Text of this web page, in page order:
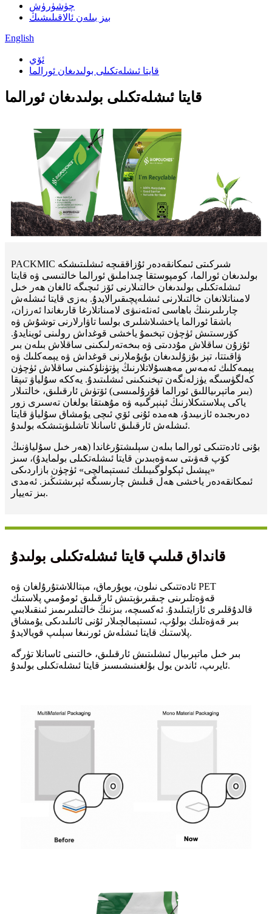
چۈشۈرۈش
بىز بىلەن ئالاقىلىشىڭ
English
ئۆي
قايتا ئىشلەتكىلى بولىدىغان ئورالما
قايتا ئىشلەتكىلى بولىدىغان ئورالما
PACKMIC شىركىتى ئىمكانقەدەر ئۇزاققىچە ئىشلىتىشكە
بولىدىغان ئورالما، كومپوستقا چىداملىق ئورالما خالتىسى ۋە قايتا
ئىشلەتكىلى بولىدىغان خالتىلارنى ئۆز ئىچىگە ئالغان ھەر خىل
لامىناتلانغان خالتىلارنى ئىشلەپچىقىرالايدۇ. بەزى قايتا ئىشلەش
چارىلىرىنىڭ باھاسى ئەنئەنىۋى لامىناتلارغا قارىغاندا ئەرزان،
باشقا ئورالما ياخشىلاشلىرى بولسا تاۋارلارنى توشۇش ۋە
كۆرسىتىش ئۈچۈن تېخىمۇ ياخشى قوغداش رولىنى ئوينايدۇ.
ئۇزۇن ساقلاش مۇددىتى ۋە بىخەتەرلىكىنى ساقلاش بىلەن بىر
ۋاقىتتا، تېز بۇزۇلىدىغان بۇيۇملارنى قوغداش ۋە يېمەكلىك ۋە
يېمەكلىك ئەمەس مەھسۇلاتلارنىڭ پۈتۈنلۈكىنى ساقلاش ئۈچۈن
كەلگۈسىگە يۈزلەنگەن تېخنىكىنى ئىشلىتىدۇ. يەككە سۇلياۋ تىپقا
(بىر ماتېرىياللىق ئورالما قۇرۇلمىسى) ئۆتۈش ئارقىلىق، خالتىلار
ياكى پىلاستىكلارنىڭ ئېنېرگىيە ۋە مۇھىتقا بولغان تەسىرى زور
دەرىجىدە ئازىيىدۇ، ھەمدە ئۇنى ئۆي ئىچى يۇمشاق سۇلياۋ قايتا
ئىشلەش ئارقىلىق ئاسانلا تاشلىۋېتىشكە بولىدۇ.
بۇنى ئادەتتىكى ئورالما بىلەن سېلىشتۇرغاندا (ھەر خىل سۇلياۋنىڭ
كۆپ قەۋىتى سەۋەبىدىن قايتا ئىشلەتكىلى بولمايدۇ)، سىز
«يېشىل ئېكولوگىيىلىك ئىستېمالچى» ئۈچۈن بازاردىكى
ئىمكانقەدەر ياخشى ھەل قىلىش چارىسىگە ئېرىشتىڭىز. ئەمدى
بىز تەييار.
قانداق قىلىپ قايتا ئىشلەتكىلى بولىدۇ
ئادەتتىكى نىلون، يوپۇرماق، مېتاللاشتۇرۇلغان ۋە PET
قەۋەتلىرىنى چىقىرىۋېتىش ئارقىلىق ئومۇمىي پلاستىك
قالدۇقلىرى ئازايتىلىدۇ. ئەكسىچە، بىزنىڭ خالتىلىرىمىز ئىنقىلابىي
بىر قەۋەتلىك بولۇپ، ئىستېمالچىلار ئۇنى ئائىلىدىكى يۇمشاق
پلاستىك قايتا ئىشلەش ئورنىغا سېلىپ قويالايدۇ.
بىر خىل ماتېرىيال ئىشلىتىش ئارقىلىق، خالتىنى ئاسانلا تۈرگە
ئايرىپ، ئاندىن يول بۇلغىنىشىسىز قايتا ئىشلەتكىلى بولىدۇ.